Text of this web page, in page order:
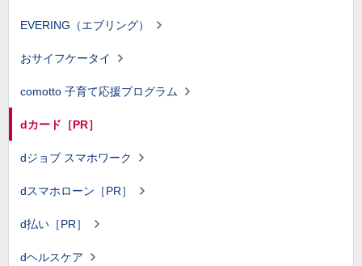
EVERING（エブリング）
おサイフケータイ
comotto 子育て応援プログラム
dカード［PR］
dジョブ スマホワーク
dスマホローン［PR］
d払い［PR］
dヘルスケア